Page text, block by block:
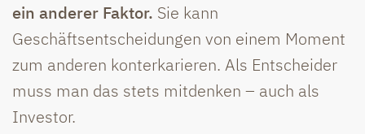
ein anderer Faktor. Sie kann
Geschäftsentscheidungen von einem Moment
zum anderen konterkarieren. Als Entscheider
muss man das stets mitdenken – auch als
Investor.